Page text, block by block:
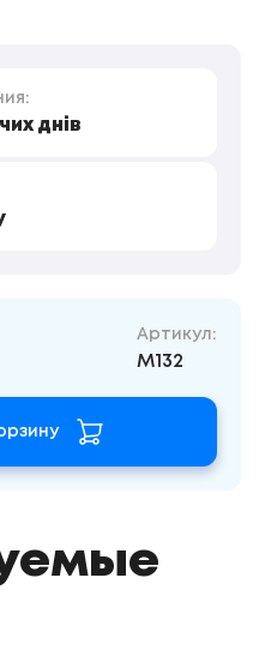
днів
Артикул:
M132